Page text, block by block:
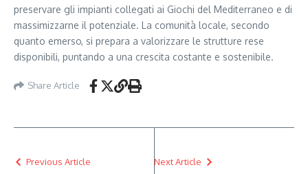
preservare gli impianti collegati ai Giochi del Mediterraneo e di
massimizzarne il potenziale. La comunità locale, secondo
quanto emerso, si prepara a valorizzare le strutture rese
disponibili, puntando a una crescita costante e sostenibile.
Share Article
Previous Article Next Article